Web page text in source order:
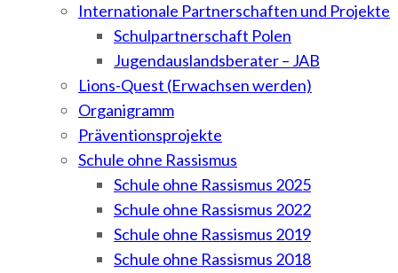
Internationale Partnerschaften und Projekte
Schulpartnerschaft Polen
Jugendauslandsberater – JAB
Lions-Quest (Erwachsen werden)
Organigramm
Präventionsprojekte
Schule ohne Rassismus
Schule ohne Rassismus 2025
Schule ohne Rassismus 2022
Schule ohne Rassismus 2019
Schule ohne Rassismus 2018